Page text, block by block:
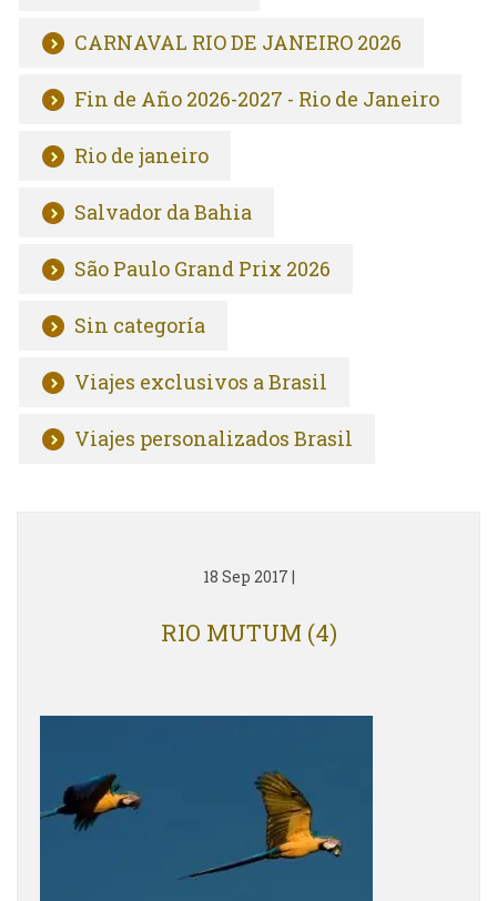
CARNAVAL RIO DE JANEIRO 2026
Fin de Año 2026-2027 - Rio de Janeiro
Rio de janeiro
Salvador da Bahia
São Paulo Grand Prix 2026
Sin categoría
Viajes exclusivos a Brasil
Viajes personalizados Brasil
18 Sep 2017 |
RIO MUTUM (4)